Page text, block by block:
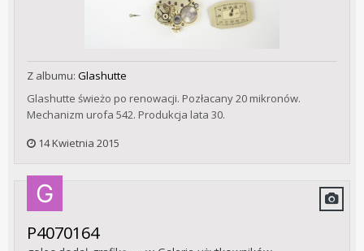
Z albumu: Glashutte
Glashutte świeżo po renowacji. Pozłacany 20 mikronów.
Mechanizm urofa 542. Produkcja lata 30.
14 Kwietnia 2015
P4070164